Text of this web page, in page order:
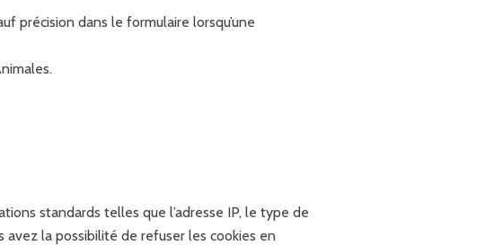
précision dans le formulaire lorsqu’une
standards telles que l’adresse IP, le type de
avez la possibilité de refuser les cookies en